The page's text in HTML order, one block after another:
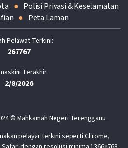
Polisi Privasi & Keselamatan
Peta Laman
267767
Terakhir
2/8/2026
© Mahkamah Negeri Terengganu
pelayar terkini seperti Chrome,